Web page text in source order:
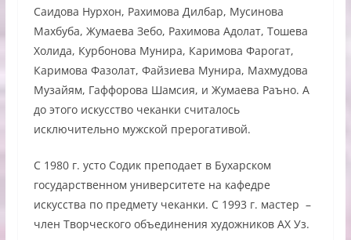
Саидова Нурхон, Рахимова Дилбар, Мусинова
Махбуба, Жумаева Зебо, Рахимова Адолат, Тошева
Холида, Курбонова Мунира, Каримова Фарогат,
Каримова Фазолат, Файзиева Мунира, Махмудова
Музайям, Гаффорова Шамсия, и Жумаева Раъно. А
до этого искусство чеканки считалось
исключительно мужской прерогативой.
С 1980 г. усто Содик преподает в Бухарском
государственном университете на кафедре
искусства по предмету чеканки. С 1993 г. мастер –
член Творческого объединения художников АХ Уз.